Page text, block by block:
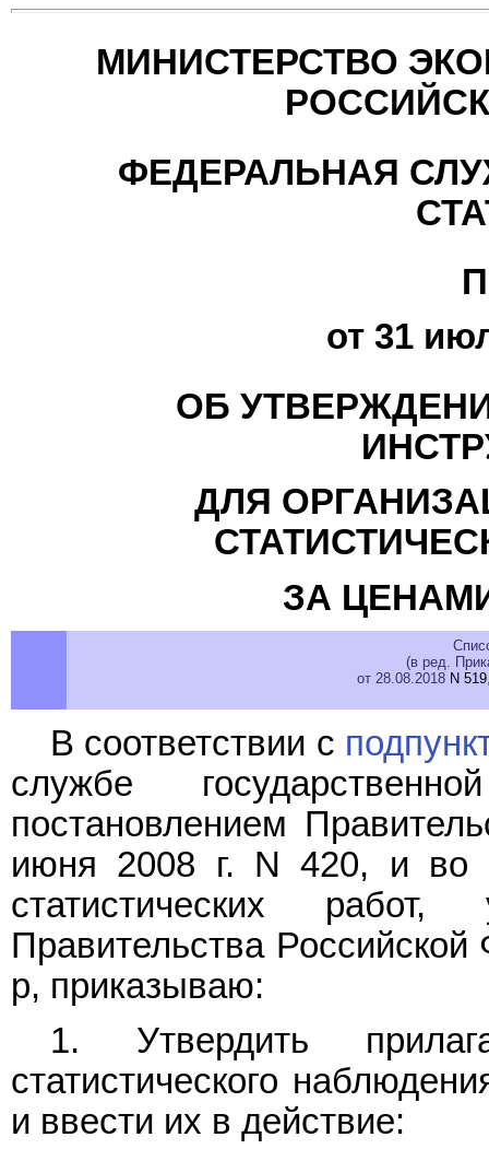
МИНИСТЕРСТВО
ФЕДЕРАЛЬНАЯ
от 31
ОБ
ДЛЯ
ЗА
(в ред.
от 28.08.2018 N 519
В соответствии с
службе
постановлением
июня 2008 г. N 420, и во
статистических работ,
Правительства
р, приказываю:
1. Утвердить
статистического
и ввести их в действие: